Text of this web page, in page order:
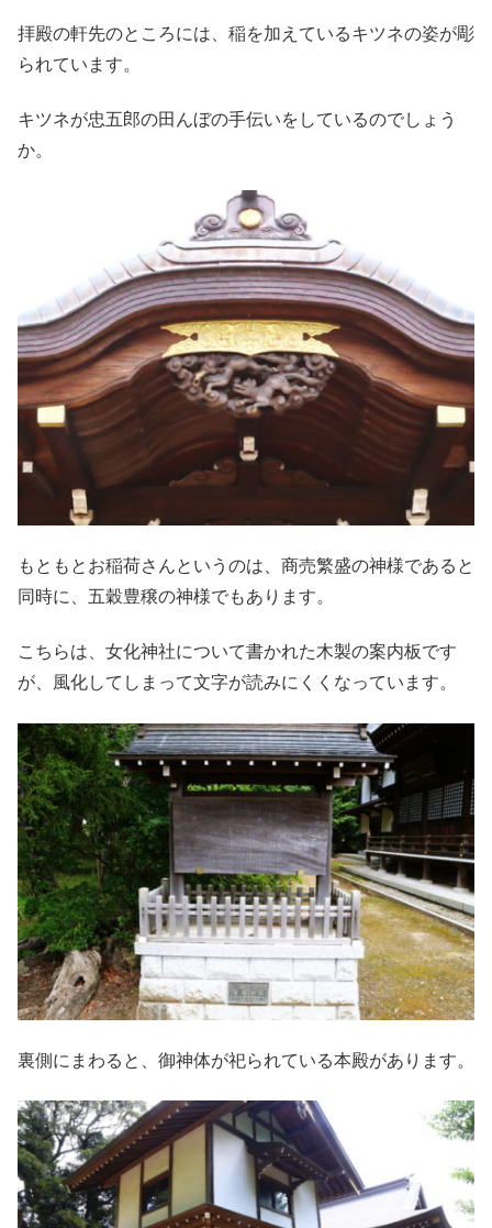
拝殿の軒先のところには、稲を加えているキツネの姿が彫
られています。
キツネが忠五郎の田んぼの手伝いをしているのでしょう
か。
もともとお稲荷さんというのは、商売繁盛の神様であると
同時に、五穀豊穣の神様でもあります。
こちらは、女化神社について書かれた木製の案内板です
が、風化してしまって文字が読みにくくなっています。
裏側にまわると、御神体が祀られている本殿があります。